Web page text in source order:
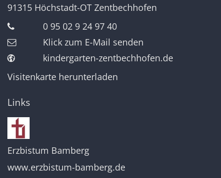
91315 Höchstadt-OT Zentbechhofen
0 95 02 9 24 97 40
Klick zum E-Mail senden
kindergarten-zentbechhofen.de
Visitenkarte herunterladen
Links
Erzbistum Bamberg
www.erzbistum-bamberg.de